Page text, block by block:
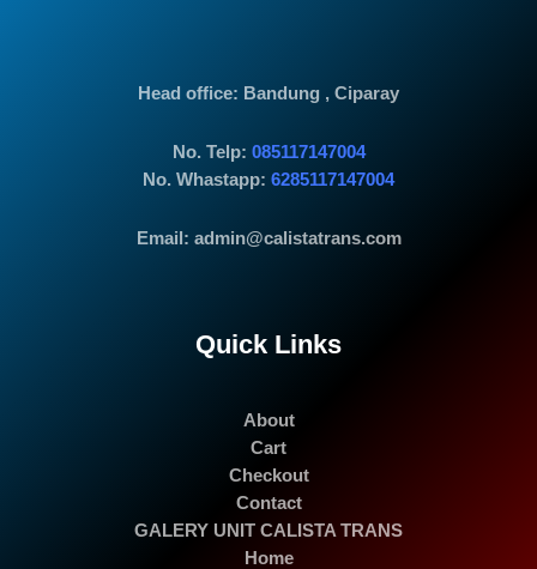
Head office: Bandung , Ciparay
No. Telp: 085117147004
No. Whastapp: 6285117147004
Email: admin@calistatrans.com
Quick Links
About
Cart
Checkout
Contact
GALERY UNIT CALISTA TRANS
Home